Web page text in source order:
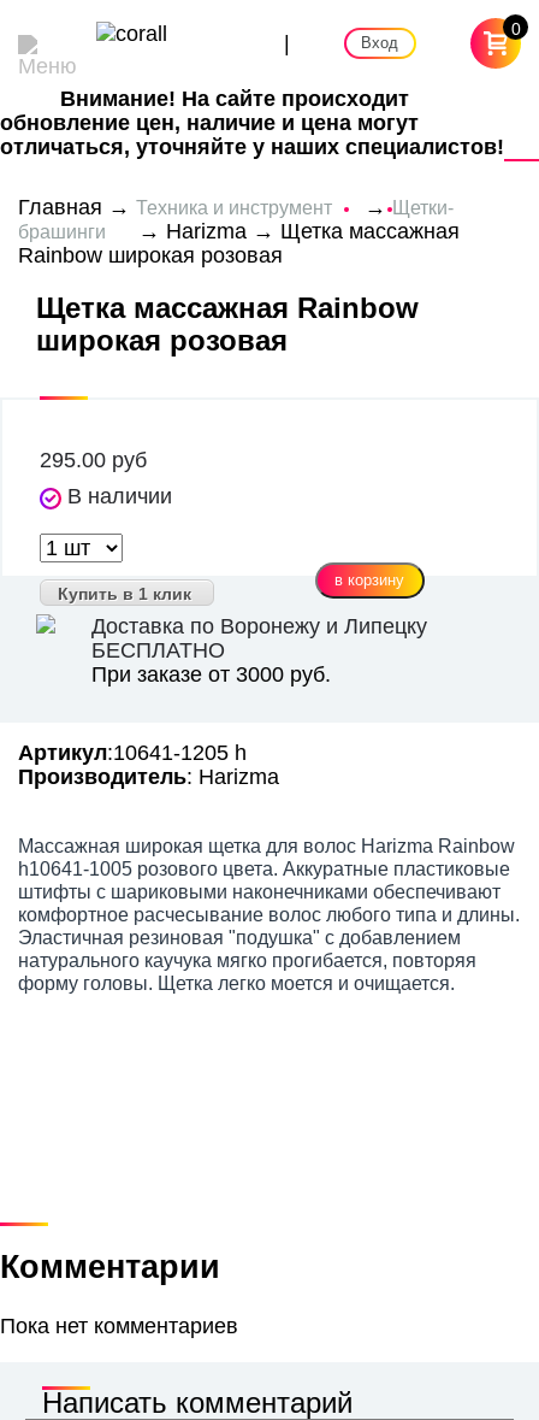
| Вход
0
Внимание! На сайте происходит
обновление цен, наличие и цена могут
отличаться, уточняйте у наших специалистов!
Главная → Техника и инструмент →Щетки-
брашинги
→ Harizma→ Щетка массажная
Rainbow широкая розовая
Щетка массажная Rainbow
широкая розовая
295.00 руб
В наличии
Купить в 1 клик
Доставка по Воронежу и Липецку
БЕСПЛАТНО
При заказе от 3000 руб.
Артикул:10641-1205 h
Производитель: Harizma
Массажная широкая щетка для волос Harizma Rainbow
h10641-1005 розового цвета. Аккуратные пластиковые
штифты с шариковыми наконечниками обеспечивают
комфортное расчесывание волос любого типа и длины.
Эластичная резиновая "подушка" с добавлением
натурального каучука мягко прогибается, повторяя
форму головы. Щетка легко моется и очищается.
Комментарии
Пока нет комментариев
Написать комментарий